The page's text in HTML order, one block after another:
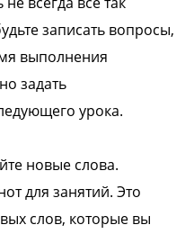
записать вопросы,
выполнения
задать
урока.
новые слова.
для занятий. Это
слов, которые вы